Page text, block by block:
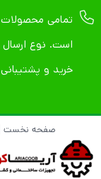
است. نوع ارسال
خرید و پشتیبانی کالاها
صفحه نخست